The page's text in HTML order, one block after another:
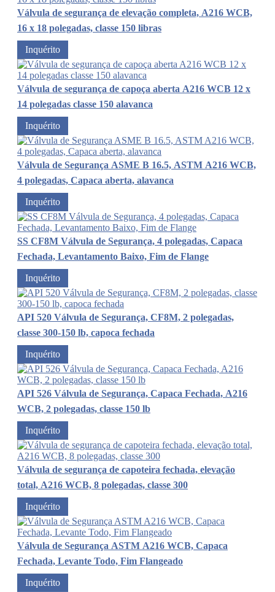
Válvula de segurança de elevação completa, A216 WCB,
16 x 18 polegadas, classe 150 libras
Inquérito
Válvula de segurança de capoça aberta A216 WCB 12 x
14 polegadas classe 150 alavanca
Inquérito
Válvula de Segurança ASME B 16.5, ASTM A216 WCB,
4 polegadas, Capaca aberta, alavanca
Inquérito
SS CF8M Válvula de Segurança, 4 polegadas, Capaca
Fechada, Levantamento Baixo, Fim de Flange
Inquérito
API 520 Válvula de Segurança, CF8M, 2 polegadas,
classe 300-150 lb, capoca fechada
Inquérito
API 526 Válvula de Segurança, Capaca Fechada, A216
WCB, 2 polegadas, classe 150 lb
Inquérito
Válvula de segurança de capoteira fechada, elevação
total, A216 WCB, 8 polegadas, classe 300
Inquérito
Válvula de Segurança ASTM A216 WCB, Capaca
Fechada, Levante Todo, Fim Flangeado
Inquérito